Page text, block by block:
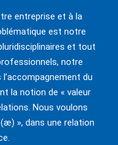
entreprise et à la
est notre
et tout
notre
du
la notion de « valeur
Nous voulons
», dans une relation